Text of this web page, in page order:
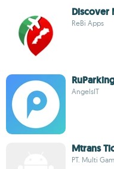
Discover
ReBi Apps
AngelsIT
Mtrans
PT. Multi